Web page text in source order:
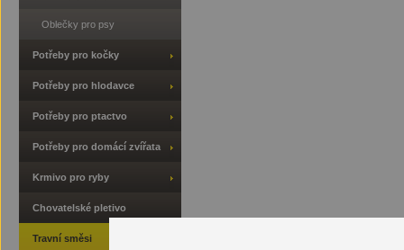
Oblečky pro psy
Potřeby pro kočky
Potřeby pro hlodavce
Potřeby pro ptactvo
Potřeby pro domácí zvířata
Krmivo pro ryby
Chovatelské pletivo
Travní směsi